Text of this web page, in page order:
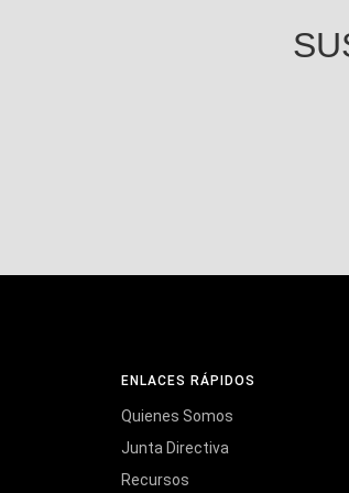
ENLACES RÁPIDOS
Quienes Somos
Junta Directiva
Recursos